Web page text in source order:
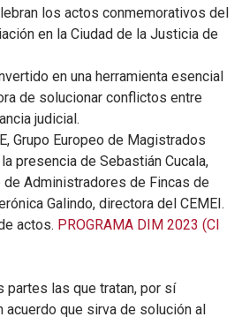
los actos conmemorativos del
en la Ciudad de la Justicia de
en una herramienta esencial
de solucionar conflictos entre
judicial.
Grupo Europeo de Magistrados
presencia de Sebastián Cucala,
Administradores de Fincas de
Galindo, directora del CEMEI.
actos. PROGRAMA DIM 2023 (CI
partes las que tratan, por sí
acuerdo que sirva de solución al